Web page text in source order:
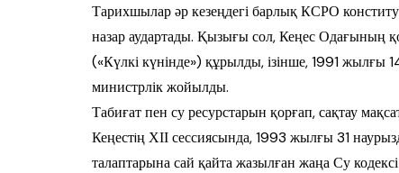
Тарихшылар әр кезеңдегі барлық КСРО
назар аудартады. Қызығы сол, Кеңес Ода­ғы­ның
(«Күлкі кү­нін­де») құрылды, ізін­ше, 1991
министрлік жойыл­ды.
Табиғат пен су ресурстарын қор­ғап, сақ­тау
Кеңестiң ХІІ сессиясында, 1993 жыл­ғы 31
талаптарына сай қайта жа­зылған жаңа Су